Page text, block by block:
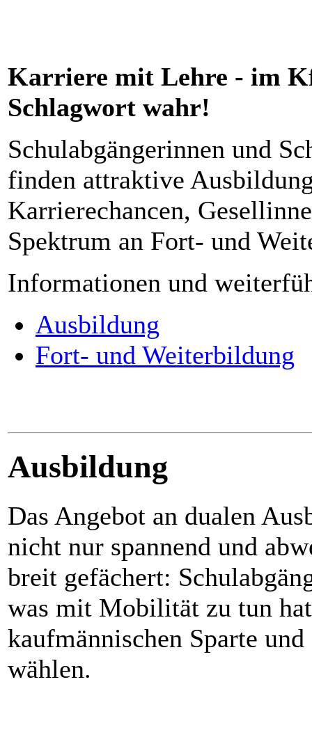
Karriere mit Lehre - im
Schlagwort wahr!
Schulabgängerinnen und
finden attraktive
Karrierechancen,
Spektrum an Fort- und
Informationen und
Ausbildung
Fort- und Weiterbildung
Ausbildung
Das Angebot an dualen
nicht nur spannend und
breit gefächert:
was mit Mobilität zu tun
kaufmännischen Sparte
wählen.